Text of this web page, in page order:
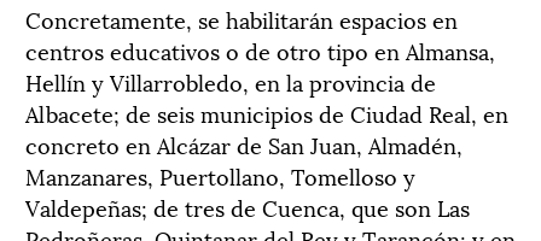
Concretamente, se habilitarán espacios en
centros educativos o de otro tipo en Almansa,
Hellín y Villarrobledo, en la provincia de
Albacete; de seis municipios de Ciudad Real, en
concreto en Alcázar de San Juan, Almadén,
Manzanares, Puertollano, Tomelloso y
Valdepeñas; de tres de Cuenca, que son Las